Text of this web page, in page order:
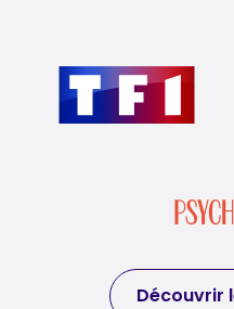
Découvrir